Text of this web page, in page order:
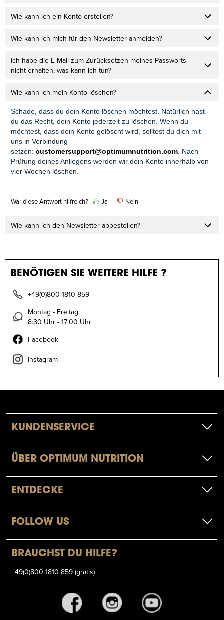
Wie kann ich ein Konto erstellen?
Wie kann ich mich für den Newsletter anmelden?
Ich habe die E-Mail zum Zurücksetzen meines Passworts
nicht erhalten, was kann ich tun?
Wie kann ich mein Konto löschen?
Schade, dass du dein Konto löschen möchtest. Natürlich hast
du das Recht, dein Konto jederzeit zu löschen. Wenn du
möchtest, dass dein Konto gelöscht wird, solltest du dich mit
uns in Verbindung
setzen: customersupport@optimumnutrition.com . Nach
Prüfung deines Anliegens werden wir dein Konto innerhalb von
vier Wochen löschen.
War diese Antwort hilfreich? Ja Nein
Wie kann ich den Newsletter abbestellen?
BENÖTIGEN SIE WEITERE HILFE ?
+49(0)800 1810 859
Montag - Freitag:
8:30 Uhr - 17:00 Uhr
Facebook
Instagram
KUNDENSERVICE
ÜBER OPTIMUM NUTRITION
ENTDECKE
FOLLOW US
BRAUCHST DU HILFE?
+49(0)800 1810 859 (gratis)